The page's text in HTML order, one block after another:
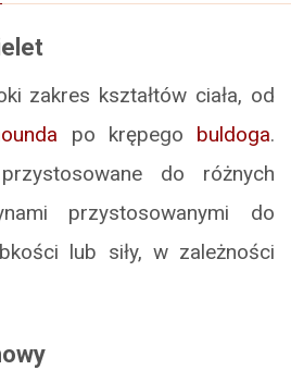
zakres kształtów ciała, od
po krępego buldoga.
do różnych
przystosowanymi do
lub siły, w zależności